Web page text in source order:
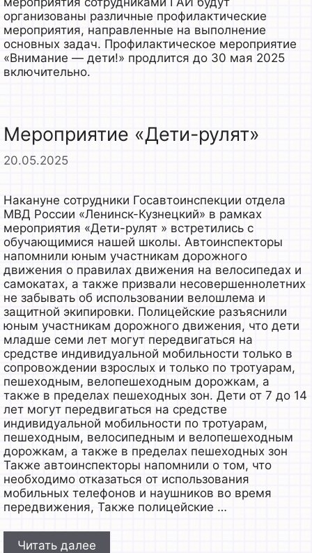
организованы различные профилактические
мероприятия, направленные на выполнение
основных задач. Профилактическое мероприятие
«Внимание — дети!» продлится до 30 мая 2025
включительно.
Мероприятие «Дети-рулят»
20.05.2025
Накануне сотрудники Госавтоинспекции отдела
МВД России «Ленинск-Кузнецкий» в рамках
мероприятия «Дети-рулят » встретились с
обучающимися нашей школы. Автоинспекторы
напомнили юным участникам дорожного
движения о правилах движения на велосипедах и
самокатах, а также призвали несовершеннолетних
не забывать об использовании велошлема и
защитной экипировки. Полицейские разъяснили
юным участникам дорожного движения, что дети
младше семи лет могут передвигаться на
средстве индивидуальной мобильности только в
сопровождении взрослых и только по тротуарам,
пешеходным, велопешеходным дорожкам, а
также в пределах пешеходных зон. Дети от 7 до 14
лет могут передвигаться на средстве
индивидуальной мобильности по тротуарам,
пешеходным, велосипедным и велопешеходным
дорожкам, а также в пределах пешеходных зон
Также автоинспекторы напомнили о том, что
необходимо отказаться от использования
мобильных телефонов и наушников во время
передвижения, Также полицейские …
Читать далее